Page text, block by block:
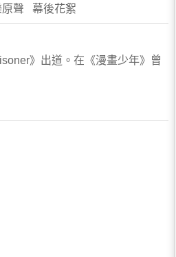
聲 幕後花絮
》出道。在《漫畫少年》曾